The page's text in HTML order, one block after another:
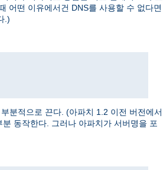
어떤 이유에서건 DNS를 사용할 수 없다면
.)
분적으로 끈다. (아파치 1.2 이전 버전에서
동작한다. 그러나 아파치가 서버명을 포